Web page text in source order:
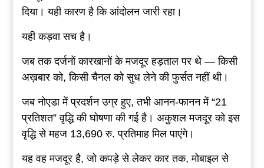
दिया। यही कारण है कि आंदोलन जारी रहा।
यही कड़वा सच है।
जब तक दर्जनों कारखानों के मजदूर हड़ताल पर थे — किसी
अख़बार को, किसी चैनल को सुध लेने की फुर्सत नहीं थी।
जब नोएडा में प्रदर्शन उग्र हुए, तभी आनन-फानन में “21
प्रतिशत” वृद्धि की घोषणा की गई है। अकुशल मजदूर को इस
वृद्धि से महज 13,690 रु. प्रतिमाह मिल पाएंगे।
यह वह मजदूर है, जो कपड़े से लेकर कार तक, मोबाइल से